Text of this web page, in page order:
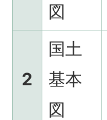
図
2
国土
基本
図